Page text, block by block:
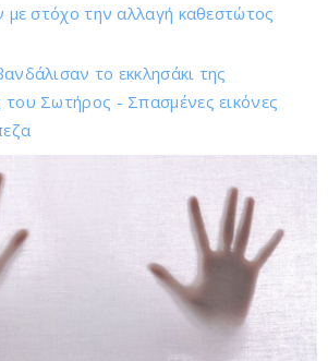
με στόχο την αλλαγή καθεστώτος
το εκκλησάκι της
Σωτήρος - Σπασμένες εικόνες